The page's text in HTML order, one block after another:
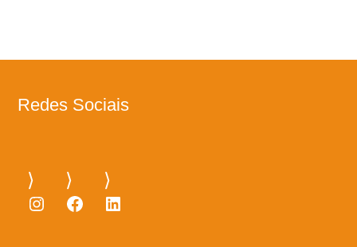
Redes Sociais
Instagram
Facebook
LinkedIn